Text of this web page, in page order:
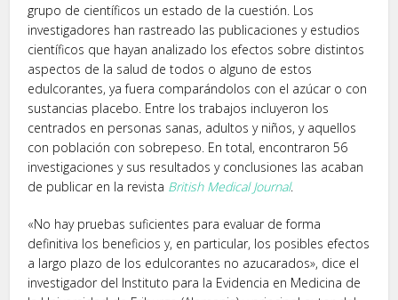
grupo de científicos un estado de la cuestión. Los
investigadores han rastreado las publicaciones y estudios
científicos que hayan analizado los efectos sobre distintos
aspectos de la salud de todos o alguno de estos
edulcorantes, ya fuera comparándolos con el azúcar o con
sustancias placebo. Entre los trabajos incluyeron los
centrados en personas sanas, adultos y niños, y aquellos
con población con sobrepeso. En total, encontraron 56
investigaciones y sus resultados y conclusiones las acaban
de publicar en la revista British Medical Journal.
«No hay pruebas suficientes para evaluar de forma
definitiva los beneficios y, en particular, los posibles efectos
a largo plazo de los edulcorantes no azucarados», dice el
investigador del Instituto para la Evidencia en Medicina de